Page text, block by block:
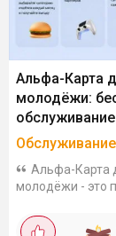
Альфа-Карта
молодёжи:
суперкэшбэк
Альфа-Карта
молодёжи - это
доступный с 14